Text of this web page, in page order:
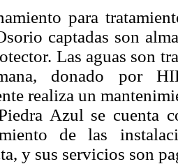
para
captadas son
Las aguas son
donado por
realiza un
Azul se cuenta
de las
y sus servicios son